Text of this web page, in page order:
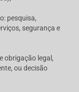
pesquisa,
segurança e
obrigação legal,
ou decisão